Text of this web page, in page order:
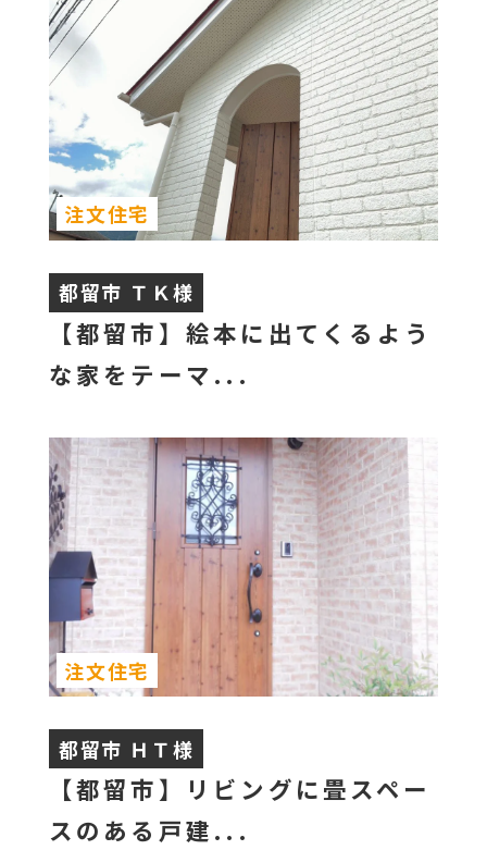
都留市 ＴＫ様
【都留市】絵本に出てくるよう
な家をテーマ...
注文住宅
都留市 ＨＴ様
【都留市】リビングに畳スペー
スのある戸建...
注文住宅